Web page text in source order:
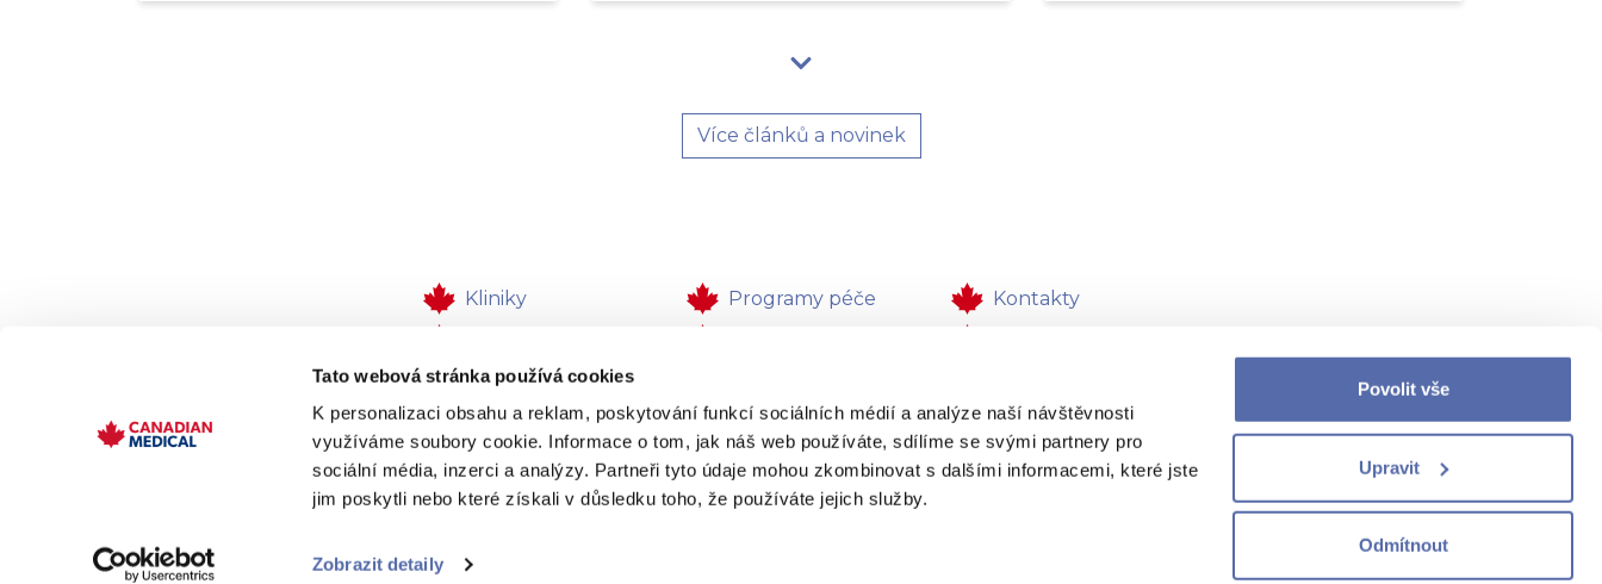
Tato webová stránka používá cookies
K personalizaci obsahu a reklam, poskytování funkcí sociálních médií a analýze naší návštěvnosti
využíváme soubory cookie. Informace o tom, jak náš web používáte, sdílíme se svými partnery pro
sociální média, inzerci a analýzy. Partneři tyto údaje mohou zkombinovat s dalšími informacemi, které jste
jim poskytli nebo které získali v důsledku toho, že používáte jejich služby.
Zobrazit detaily
Povolit vše
Upravit
Odmítnout
Více článků a novinek
Kliniky
Specializace
Programy péče
Kontakty